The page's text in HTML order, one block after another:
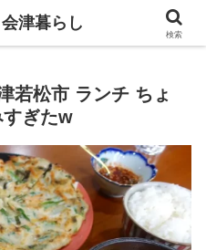
ト。食べて遊ぶ
若松市 ランチ ちょ
すぎたw
津暮らし
検索